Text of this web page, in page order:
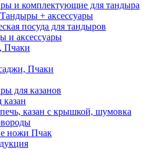
и комплектующие для тандыра
+ аксессуары
посуда для тандыров
и аксессуары
Пчаки
Пчаки
для казанов
казан с крышкой, шумовка
ножи Пчак